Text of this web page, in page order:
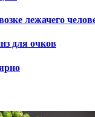
лежачего
для очков